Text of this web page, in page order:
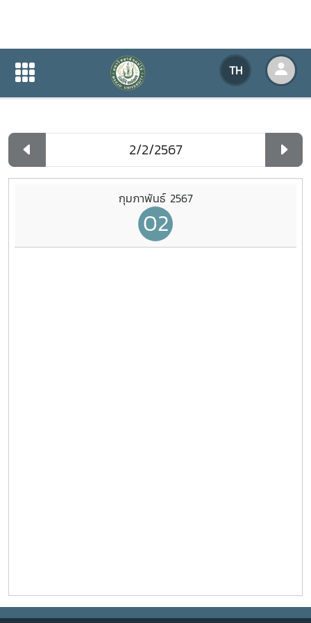
TH
ปฏิทินกิจกรรมของหน่วยงาน
ปฏิทินกิจกรรมของหน่วยงาน
กุมภาพันธ์ 2567
02